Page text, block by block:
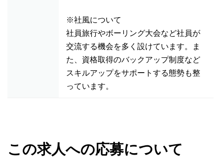
※社風について
社員旅行やボーリング大会など社員が
交流する機会を多く設けています。ま
た、資格取得のバックアップ制度など
スキルアップをサポートする態勢も整
っています。
この求人への応募について